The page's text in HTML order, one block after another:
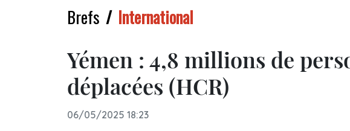
Brefs International
Yémen : 4,8 millions de
déplacées (HCR)
06/05/2025 18:23